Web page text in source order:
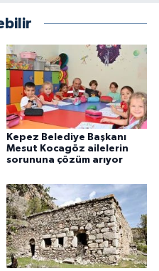
Kepez Belediye Başkanı
Mesut Kocagöz ailelerin
sorununa çözüm arıyor